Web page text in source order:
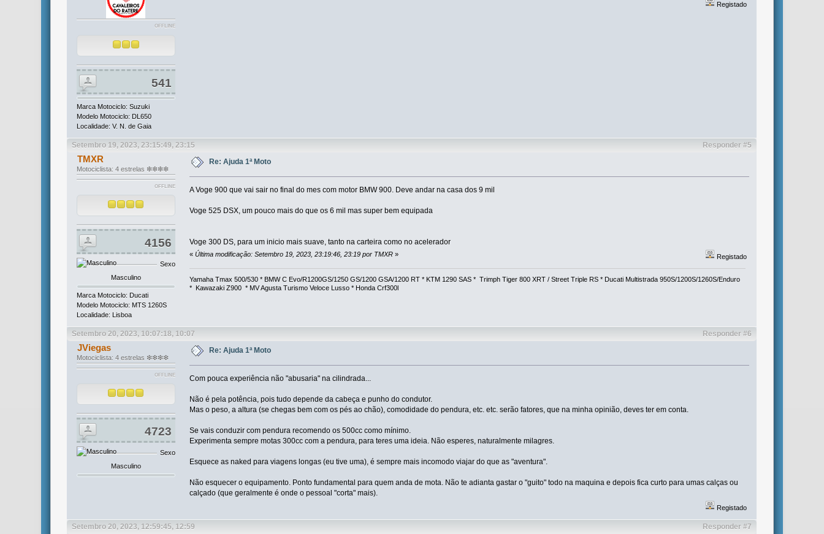
OFFLINE
541
Marca Motociclo: Suzuki
Modelo Motociclo: DL650
Localidade: V. N. de Gaia
Registado
Setembro 19, 2023, 23:15:49, 23:15 Responder #5
TMXR
Motociclista: 4 estrelas ❇❇❇❇
OFFLINE
4156
Sexo
Masculino
Marca Motociclo: Ducati
Modelo Motociclo: MTS 1260S
Localidade: Lisboa
Re: Ajuda 1ª Moto
A Voge 900 que vai sair no final do mes com motor BMW 900. Deve andar na casa dos 9 mil
Voge 525 DSX, um pouco mais do que os 6 mil mas super bem equipada
Voge 300 DS, para um inicio mais suave, tanto na carteira como no acelerador
« Última modificação: Setembro 19, 2023, 23:19:46, 23:19 por TMXR» Registado
Yamaha Tmax 500/530 * BMW C Evo/R1200GS/1250 GS/1200 GSA/1200 RT * KTM 1290 SAS * Trimph Tiger 800 XRT / Street Triple RS * Ducati Multistrada 950S/1200S/1260S/Enduro
* Kawazaki Z900 * MV Agusta Turismo Veloce Lusso * Honda Crf300l
Setembro 20, 2023, 10:07:18, 10:07 Responder #6
JViegas
Motociclista: 4 estrelas ❇❇❇❇
OFFLINE
4723
Sexo
Masculino
Re: Ajuda 1ª Moto
Com pouca experiência não "abusaria" na cilindrada...
Não é pela potência, pois tudo depende da cabeça e punho do condutor.
Mas o peso, a altura (se chegas bem com os pés ao chão), comodidade do pendura, etc. etc. serão fatores, que na minha opinião, deves ter em conta.
Se vais conduzir com pendura recomendo os 500cc como mínimo.
Experimenta sempre motas 300cc com a pendura, para teres uma ideia. Não esperes, naturalmente milagres.
Esquece as naked para viagens longas (eu tive uma), é sempre mais incomodo viajar do que as "aventura".
Não esquecer o equipamento. Ponto fundamental para quem anda de mota. Não te adianta gastar o "guito" todo na maquina e depois fica curto para umas calças ou
calçado (que geralmente é onde o pessoal "corta" mais).
Registado
Setembro 20, 2023, 12:59:45, 12:59 Responder #7